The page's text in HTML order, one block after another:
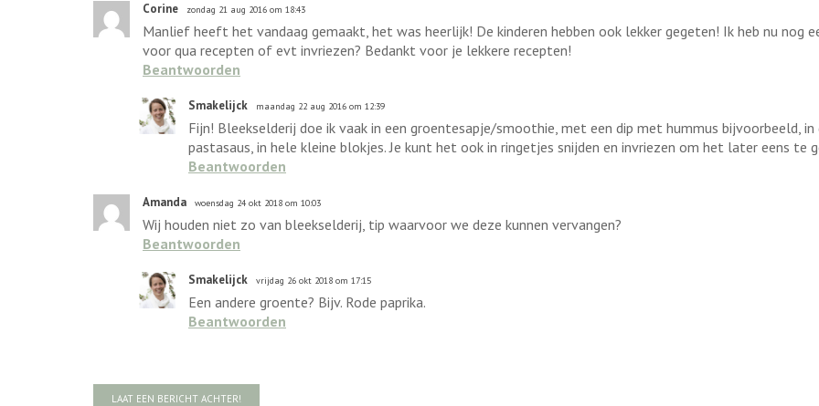
Corine zondag 21 aug 2016 om 18:43
Manlief heeft het vandaag gemaakt, het was heerlijk! De kinderen hebben ook lekker gegeten! Ik heb nu nog
voor qua recepten of evt invriezen? Bedankt voor je lekkere recepten!
Beantwoorden
Smakelijck maandag 22 aug 2016 om 12:39
Fijn! Bleekselderij doe ik vaak in een groentesapje/smoothie, met een dip met hummus bijvoorbeeld,
pastasaus, in hele kleine blokjes. Je kunt het ook in ringetjes snijden en invriezen om het later eens te
Beantwoorden
Amanda woensdag 24 okt 2018 om 10:03
Wij houden niet zo van bleekselderij, tip waarvoor we deze kunnen vervangen?
Beantwoorden
Smakelijck vrijdag 26 okt 2018 om 17:15
Een andere groente? Bijv. Rode paprika.
Beantwoorden
LAAT EEN BERICHT ACHTER!